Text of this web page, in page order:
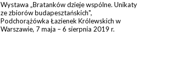
Wystawa „Bratanków dzieje wspólne. Unikaty
ze zbiorów budapesztańskich",
Podchorążówka Łazienek Królewskich w
Warszawie, 7 maja – 6 sierpnia 2019 r.